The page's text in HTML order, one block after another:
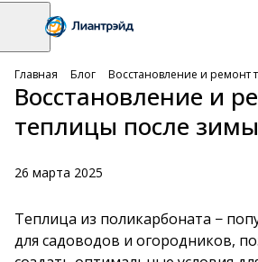
Главная Блог Восстановление и ремонт
Восстановление и
теплицы после зимы
26 марта 2025
Теплица из поликарбоната −
для садоводов и огородников,